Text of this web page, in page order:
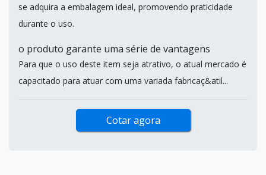
se adquira a embalagem ideal, promovendo praticidade
durante o uso.
o produto garante uma série de vantagens
Para que o uso deste item seja atrativo, o atual mercado é
capacitado para atuar com uma variada fabricaç&atil...
Cotar agora